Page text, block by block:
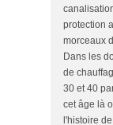
protection
morceaux
Dans les
de
30 et 40
cet âge là
l'histoire